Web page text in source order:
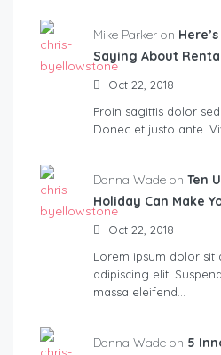
Mike Parker on
Saying About
Oct 22, 2018
Proin sagittis dolor
Donec et justo ante.
Donna Wade on Ten
Holiday Can Make
Oct 22, 2018
Lorem ipsum dolor sit
adipiscing elit.
massa eleifend…
Donna Wade on 5